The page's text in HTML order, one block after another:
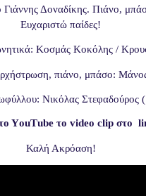
Δοναδίκης. Πιάνο,
Ευχαριστώ παίδες!
Κοσμάς Κοκόλης /
πιάνο, μπάσο:
Νικόλας Στεφαδούρος
ΥouΤubeτο video clip στο
Καλή Ακρόαση!